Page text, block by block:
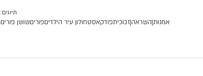
תיוגים:
אמנות|השראה|זכוכיתפודקאסטחולון עיר הילדיםפוריםשושן פורים